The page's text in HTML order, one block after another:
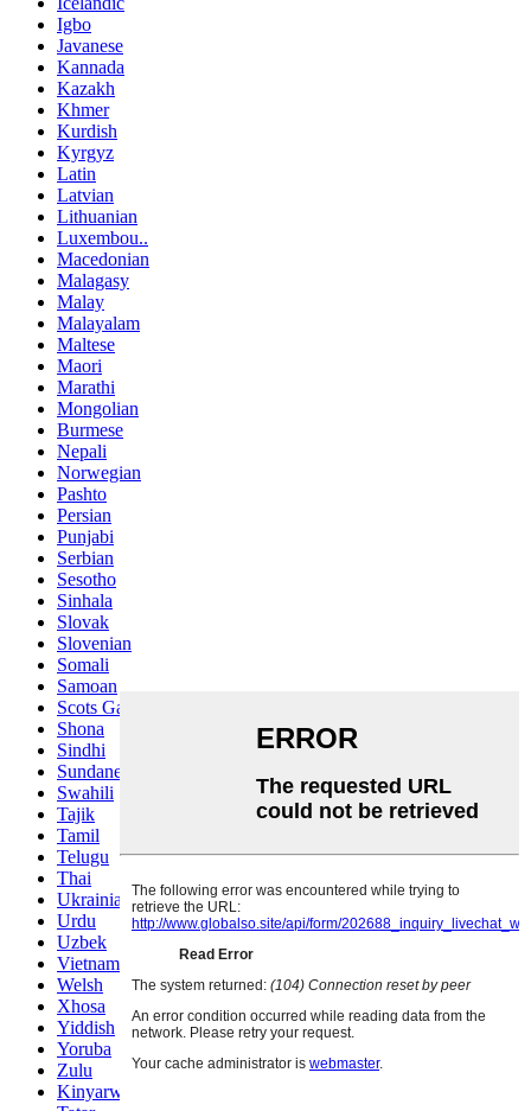
Igbo
Javanese
Kannada
Kazakh
Khmer
Kurdish
Kyrgyz
Latin
Latvian
Lithuanian
Luxembou..
Macedonian
Malagasy
Malay
Malayalam
Maltese
Maori
Marathi
Mongolian
Burmese
Nepali
Norwegian
Pashto
Persian
Punjabi
Serbian
Sesotho
Sinhala
Slovak
Slovenian
Somali
Samoan
Scots Gaelic
Shona
Sindhi
Sundanese
Swahili
Tajik
Tamil
Telugu
Thai
Ukrainian
Urdu
Uzbek
Vietnamese
Welsh
Xhosa
Yiddish
Yoruba
Zulu
Kinyarwanda